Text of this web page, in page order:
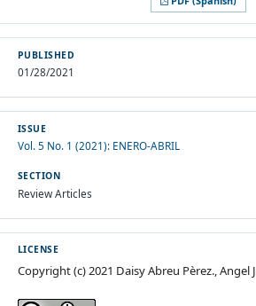
PUBLISHED
01/28/2021
ISSUE
Vol. 5 No. 1 (2021): ENERO-ABRIL
SECTION
Review Articles
LICENSE
Copyright (c) 2021 Daisy Abreu Pèrez., Angel